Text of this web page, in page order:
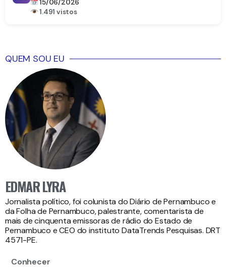
15/06/2026
1.491 vistos
QUEM SOU EU
EDMAR LYRA
Jornalista político, foi colunista do Diário de Pernambuco e
da Folha de Pernambuco, palestrante, comentarista de
mais de cinquenta emissoras de rádio do Estado de
Pernambuco e CEO do instituto DataTrends Pesquisas. DRT
4571-PE.
Conhecer